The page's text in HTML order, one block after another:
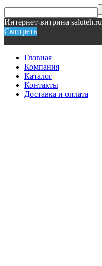
Интернет-витрина saluteh.ru
Смотреть
Главная
Компания
Каталог
Контакты
Доставка и оплата